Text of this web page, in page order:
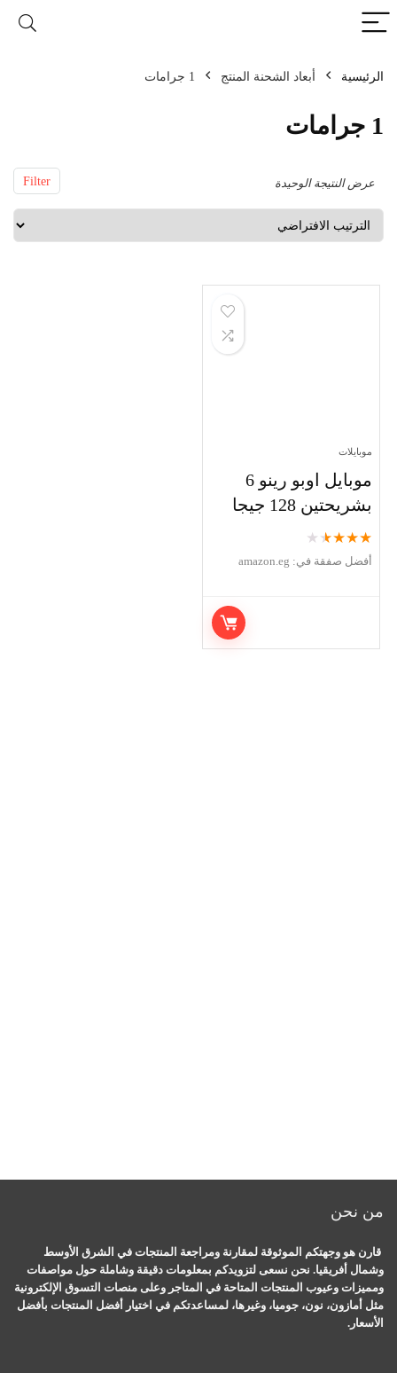
الرئيسية أبعاد الشحنة المنتج 1 جرامات
1 جرامات
Filter عرض النتيجة الوحيدة
موبايلات
موبايل اوبو رينو 6
بشريحتين 128 جيجا
★
★
★
★
★
أفضل صفقة في: amazon.eg
من نحن
قارن هو وجهتكم الموثوقة لمقارنة ومراجعة المنتجات في الشرق الأوسط
وشمال أفريقيا. نحن نسعى لتزويدكم بمعلومات دقيقة وشاملة حول مواصفات
ومميزات وعيوب المنتجات المتاحة في المتاجر وعلى منصات التسوق الإلكترونية
مثل أمازون، نون، جوميا، وغيرها، لمساعدتكم في اختيار أفضل المنتجات بأفضل
الأسعار.